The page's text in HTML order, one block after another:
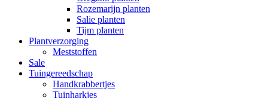
Rozemarijn planten
Salie planten
Tijm planten
Plantverzorging
Meststoffen
Sale
Tuingereedschap
Handkrabbertjes
Tuinharkjes